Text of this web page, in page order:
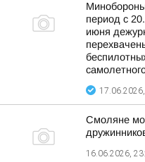
период с
июня
Смоляне
16.06.2026,